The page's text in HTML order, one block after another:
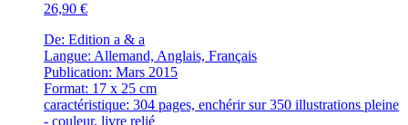
26,90 €
De: Edition a & a
Langue: Allemand, Anglais, Français
Publication: Mars 2015
Format: 17 x 25 cm
caractéristique: 304 pages, enchérir sur 350 illustrations pleine
- couleur, livre relié